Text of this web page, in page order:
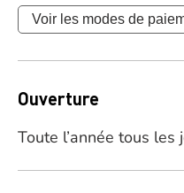
Voir les modes de
Ouverture
Toute l’année tous